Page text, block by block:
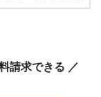
請求できる ／